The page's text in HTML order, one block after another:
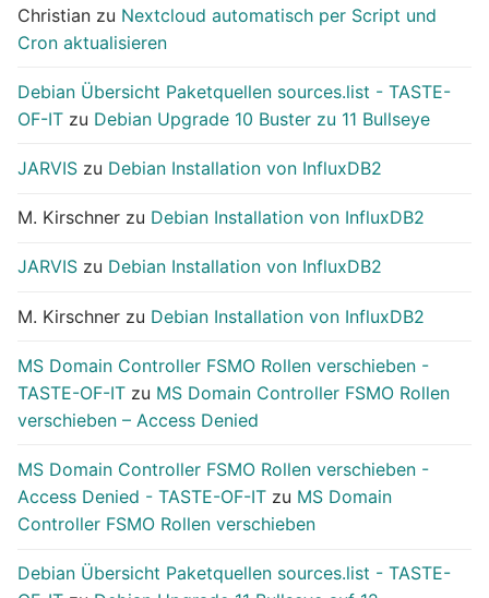
Christian zu Nextcloud automatisch per Script und
Cron aktualisieren
Debian Übersicht Paketquellen sources.list - TASTE-
OF-IT zu Debian Upgrade 10 Buster zu 11 Bullseye
JARVIS zu Debian Installation von InfluxDB2
M. Kirschner zu Debian Installation von InfluxDB2
JARVIS zu Debian Installation von InfluxDB2
M. Kirschner zu Debian Installation von InfluxDB2
MS Domain Controller FSMO Rollen verschieben -
TASTE-OF-IT zu MS Domain Controller FSMO Rollen
verschieben – Access Denied
MS Domain Controller FSMO Rollen verschieben -
Access Denied - TASTE-OF-IT zu MS Domain
Controller FSMO Rollen verschieben
Debian Übersicht Paketquellen sources.list - TASTE-